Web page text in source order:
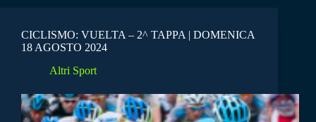
CICLISMO: VUELTA – 2^ TAPPA | DOMENICA
18 AGOSTO 2024
Altri Sport